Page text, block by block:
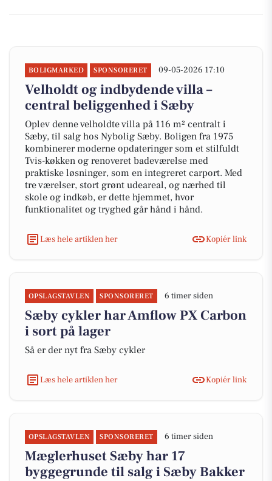
BOLIGMARKED SPONSORERET 09-05-2026 17:10
Velholdt og indbydende villa –
central beliggenhed i Sæby
Oplev denne velholdte villa på 116 m² centralt i
Sæby, til salg hos Nybolig Sæby. Boligen fra 1975
kombinerer moderne opdateringer som et stilfuldt
Tvis-køkken og renoveret badeværelse med
praktiske løsninger, som en integreret carport. Med
tre værelser, stort grønt udeareal, og nærhed til
skole og indkøb, er dette hjemmet, hvor
funktionalitet og tryghed går hånd i hånd.
Læs hele artiklen her Kopiér link
OPSLAGSTAVLEN SPONSORERET 6 timer siden
Sæby cykler har Amflow PX Carbon
i sort på lager
Så er der nyt fra Sæby cykler
Læs hele artiklen her Kopiér link
OPSLAGSTAVLEN SPONSORERET 6 timer siden
Mæglerhuset Sæby har 17
byggegrunde til salg i Sæby Bakker